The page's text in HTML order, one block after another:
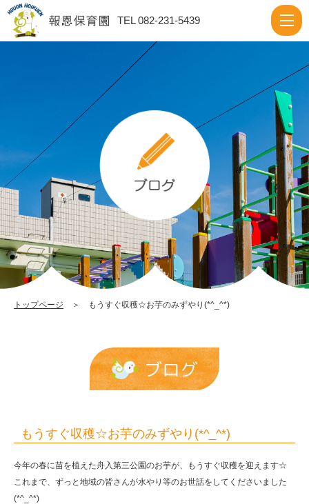
も
う
す
☆
お
芋
の
み
ず
や
り
|
報
恩
育
園
TEL 082-231-5439
トップページ ＞ もうすぐ収穫☆お芋のみずやり(*^_^*)
ブログ
もうすぐ収穫☆お芋のみずやり(*^_^*)
今年の春に苗を植えた舟入第三公園のお芋が、もうすぐ収穫を迎えます☆
これまで、ずっと地域の皆さんが水やり等のお世話をしてくださいました
(*^_^*)